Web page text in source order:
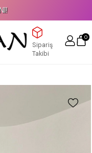
Sipariş
Takibi
0